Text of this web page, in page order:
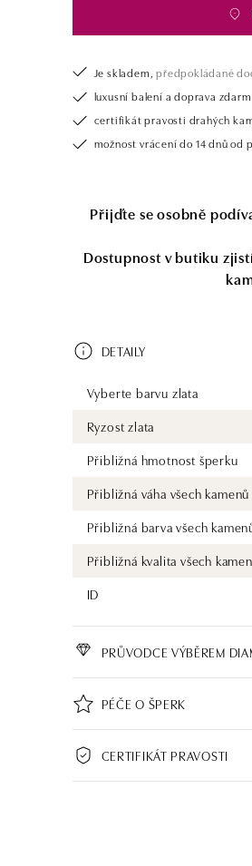
Je skladem, předpokládané
luxusní balení a doprava
certifikát pravosti drahých
možnost vrácení do 14 dnů od
Přijďte se osobně
Dostupnost v butiku
DETAILY
Vyberte barvu zlata
Ryzost zlata
Přibližná hmotnost šperku
Přibližná váha všech kamenů
Přibližná barva všech
Přibližná kvalita všech
ID
PRŮVODCE VÝBĚREM
PÉČE O ŠPERK
CERTIFIKÁT PRAVOSTI